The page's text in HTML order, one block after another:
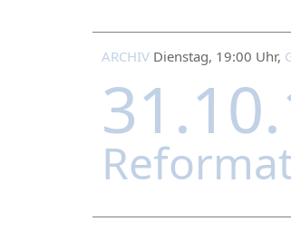
ARCHIV Dienstag, 19:00 Uhr,